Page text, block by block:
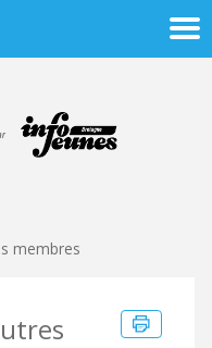
membres